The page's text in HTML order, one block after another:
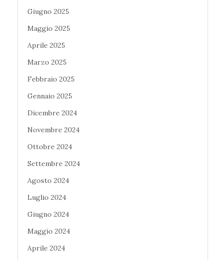
Giugno 2025
Maggio 2025
Aprile 2025
Marzo 2025
Febbraio 2025
Gennaio 2025
Dicembre 2024
Novembre 2024
Ottobre 2024
Settembre 2024
Agosto 2024
Luglio 2024
Giugno 2024
Maggio 2024
Aprile 2024